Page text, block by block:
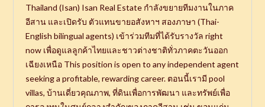
Thailand (Isan) Isan Real Estate กำลังขยายทีมงานในภาค
อีสาน และเปิดรับ ตัวแทนขายอสังหาฯ สองภาษา (Thai-
English bilingual agents) เข้าร่วมทีมที่ได้รับรางวัล right
now เพื่อดูแลลูกค้าไทยและชาวต่างชาติทั่วภาคตะวันออก
เฉียงเหนือ This position is open to any independent agent
seeking a profitable, rewarding career. ตอนนี้เรามี pool
villas, บ้านเดี่ยวคุณภาพ, ที่ดินเพื่อการพัฒนา และทรัพย์เพื่อ